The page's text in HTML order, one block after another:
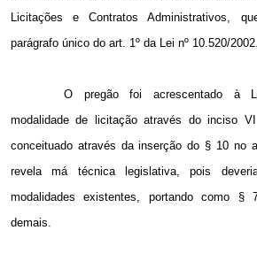
Licitações e Contratos Administrativos,
parágrafo único do art. 1º da Lei nº 10.520/2002.
O pregão foi acrescentado à
modalidade de licitação através do inciso
conceituado através da inserção do § 10 no
revela má técnica legislativa, pois
modalidades existentes, portando como §
demais.